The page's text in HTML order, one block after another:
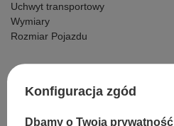
Uchwyt transportowy
Wymiary
Rozmiar Pojazdu
Waga Pojazdu
Rozmiar Kartonu
Konfiguracja zgód
Dbamy o Twoją prywatność